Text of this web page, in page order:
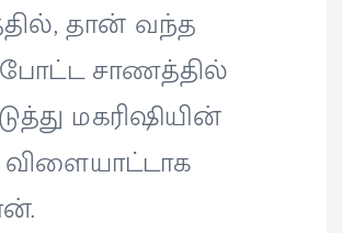
தான் வந்த
போட்ட சாணத்தில்
மகரிஷியின்